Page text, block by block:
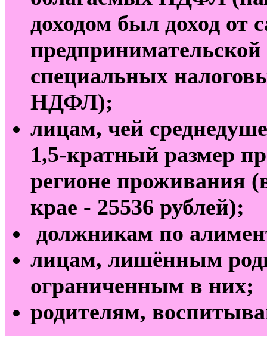
доходом был доход от
предпринимательской
специальных
НДФЛ);
лицам, чей
1,5-кратный размер
регионе проживания
крае - 25536 рублей);
должникам по
лицам, лишённым
ограниченным в них;
родителям,